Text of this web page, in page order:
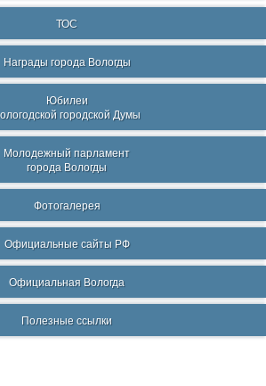
ТОС
Награды города Вологды
Юбилеи
городской Думы
Молодежный парламент
города Вологды
Фотогалерея
Официальные сайты РФ
Официальная Вологда
Полезные ссылки